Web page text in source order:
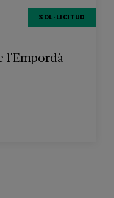
SOL·LICITUD
l'Empordà